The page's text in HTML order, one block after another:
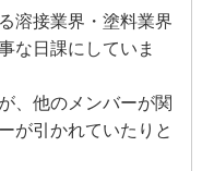
溶接業界・塗料業界
な日課にしていま
、 他のメンバーが関
が引かれていたりと